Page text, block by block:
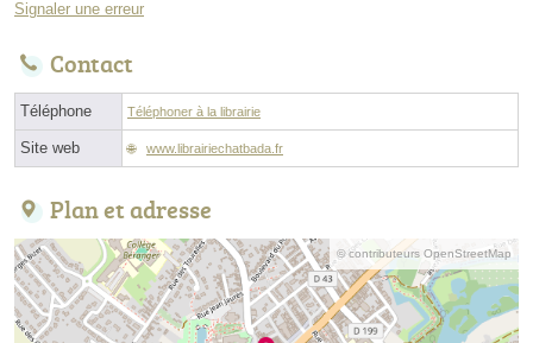
Signaler une erreur
Contact
Téléphone Téléphoner à la librairie
Site web www.librairiechatbada.fr
Plan et adresse
© contributeurs OpenStreetMap